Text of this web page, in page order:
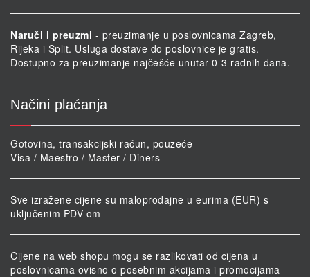
Naruči i preuzmi - preuzimanje u poslovnicama Zagreb,
Rijeka i Split. Usluga dostave do poslovnice je gratis.
Dostupno za preuzimanje najčešće unutar 0-3 radnih dana.
Načini plaćanja
Gotovina, transakcijski račun, pouzeće
Visa / Maestro / Master / Diners
Sve izražene cijene su maloprodajne u eurima (EUR) s
uključenim PDV-om
Cijene na web shopu mogu se razlikovati od cijena u
poslovnicama ovisno o posebnim akcijama i promocijama